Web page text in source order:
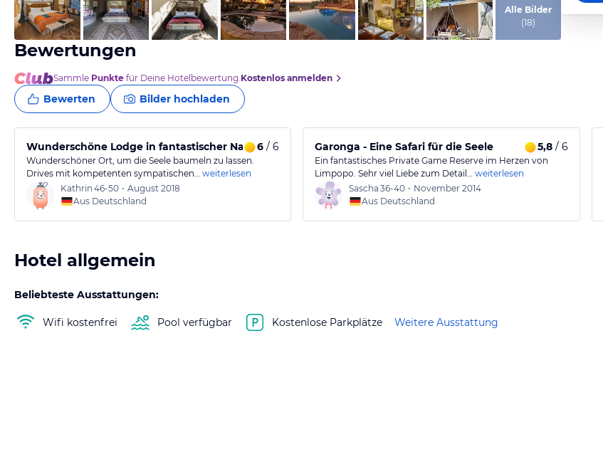
von Expedia von Expedia
Alle Bilder
(18)
Bewertungen
Sammle Punkte für Deine Hotelbewertung.Kostenlos anmelden
Bewerten Bilder hochladen
Wunderschöne Lodge in fantastischer Natur6 / 6
Wunderschöner Ort, um die Seele baumeln zu lassen.
Drives mit kompetenten sympatischen… weiterlesen
Kathrin 46-50 • August 2018
Aus Deutschland
Garonga - Eine Safari für die Seele 5,8/ 6
Ein fantastisches Private Game Reserve im Herzen von
Limpopo. Sehr viel Liebe zum Detail… weiterlesen
Sascha 36-40 • November 2014
Aus Deutschland
Hotel allgemein
Beliebteste Ausstattungen:
Wifi kostenfrei Pool verfügbar Kostenlose Parkplätze Weitere Ausstattung